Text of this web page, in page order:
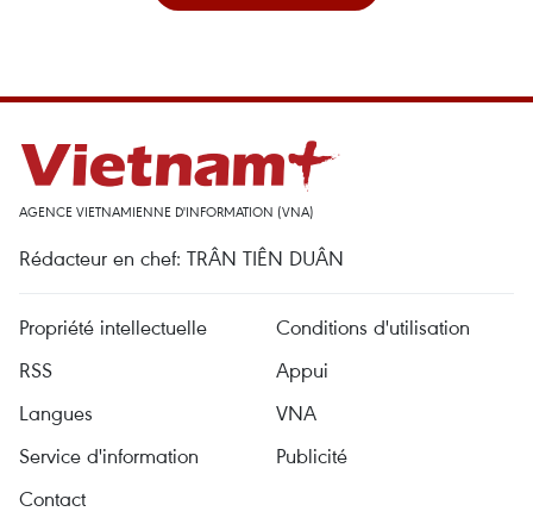
AGENCE VIETNAMIENNE D'INFORMATION (VNA)
Rédacteur en chef: TRÂN TIÊN DUÂN
Propriété intellectuelle
Conditions d'utilisation
RSS
Appui
Langues
VNA
Service d'information
Publicité
Contact